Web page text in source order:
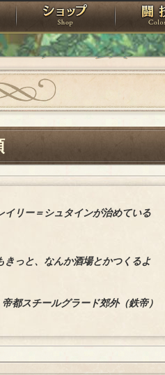
スタジオ ショップ
イリー＝シュタインが治めている
っと、なんか酒場とかつくるよ
都スチールグラード郊外（鉄帝）